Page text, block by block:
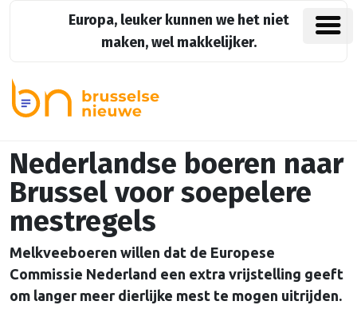
Europa, leuker kunnen we het niet
maken, wel makkelijker.
Nederlandse boeren naar
Brussel voor soepelere
mestregels
Melkveeboeren willen dat de Europese
Commissie Nederland een extra vrijstelling geeft
om langer meer dierlijke mest te mogen uitrijden.